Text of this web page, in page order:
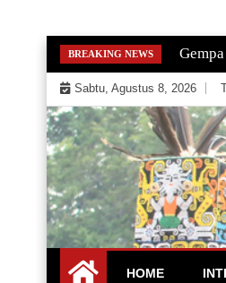
Skip
to
content
BREAKING NEWS
Sabtu, Agustus 8, 2026
Mengeksekusi Berita
HOME